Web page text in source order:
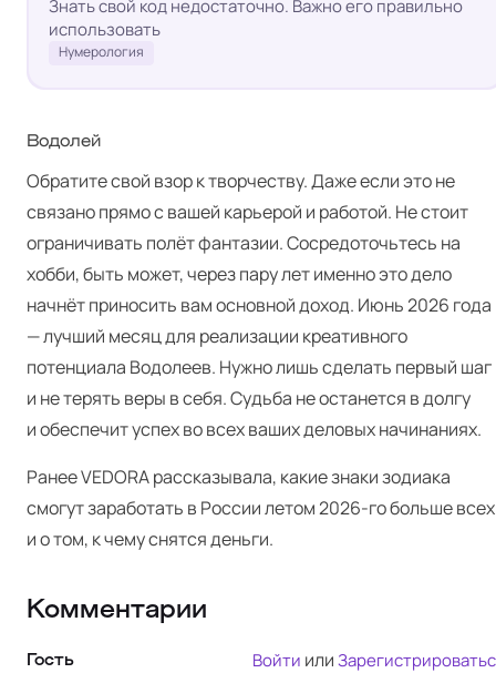
Знать свой код недостаточно. Важно его правильно
использовать
Нумерология
Водолей
Обратите свой взор к творчеству. Даже если это не
связано прямо с вашей карьерой и работой. Не стоит
ограничивать полёт фантазии. Сосредоточьтесь на
хобби, быть может, через пару лет именно это дело
начнёт приносить вам основной доход. Июнь 2026 года
— лучший месяц для реализации креативного
потенциала Водолеев. Нужно лишь сделать первый шаг
и не терять веры в себя. Судьба не останется в долгу
и обеспечит успех во всех ваших деловых начинаниях.
Ранее VEDORAрассказывала, какие знаки зодиака
смогут заработать в России летом 2026-го больше всех
и о том, к чему снятся деньги.
Комментарии
Гость Войти или